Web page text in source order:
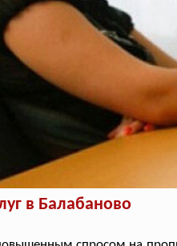
в Балабаново